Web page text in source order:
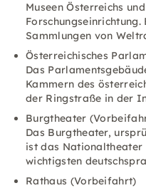
Museen Österreichs
Sammlungen von
Österreichisches
Das
Kammern des
der Ringstraße in der
Burgtheater
Das Burgtheater,
ist das Nationaltheater
wichtigsten
Rathaus (Vorbeifahrt)